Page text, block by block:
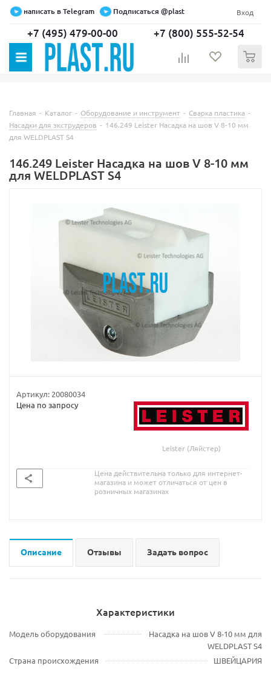
написать в Telegram Подписаться @plast Вход
+7 (495) 479-00-00 +7 (800) 555-52-54
Главная - Каталог - Оборудование и инструмент - Сварка пластика -
Насадки для экструдеров - 146.249 Leister Насадка на шов V 8-10 мм
для WELDPLAST S4
146.249 Leister Насадка на шов V 8-10 мм
для WELDPLAST S4
Артикул: 20080034
Цена по запросу
Leister (Ляйстер)
Цена действительна только для интернет-
магазина и может отличаться от цен в
розничных магазинах
Описание Отзывы Задать вопрос
Характеристики
Модель оборудования
Насадка на шов V 8-10 мм для
WELDPLAST S4
Страна происхождения
ШВЕЙЦАРИЯ